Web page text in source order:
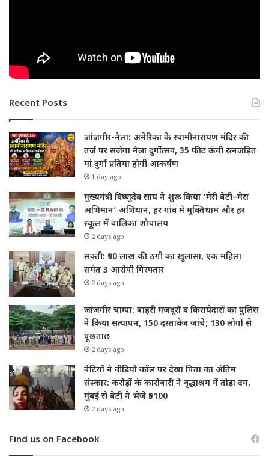
Recent Posts
जांजगीर-नैला: अमेरिका के स्वामीनारायण मंदिर की
तर्ज पर सजेगा नैला दुर्गोत्सव, 35 फीट ऊंची रत्नजड़ित
मां दुर्गा प्रतिमा होगी आकर्षण
1 day ago
मुख्यमंत्री विष्णुदेव साय ने शुरू किया ‘मेरी बेटी–मेरा
अभिमान’ अभियान, हर गांव में मुक्तिधाम और हर
स्कूल में बालिका शौचालय
2 days ago
सक्ती: ₹90 लाख की ठगी का खुलासा, एक महिला
समेत 3 आरोपी गिरफ्तार
2 days ago
जांजगीर चाम्पा: बाहरी मजदूरों व किरायेदारों का पुलिस
ने किया सत्यापन, 150 दस्तावेज जांचे; 130 लोगों से
पूछताछ
2 days ago
बेटियों ने वीडियो कॉल पर देखा पिता का अंतिम
संस्कार: करोड़ों के कारोबारी ने वृद्धाश्रम में तोड़ा दम,
मुंबई से बेटी ने भेजे ₹5100
2 days ago
Find us on Facebook